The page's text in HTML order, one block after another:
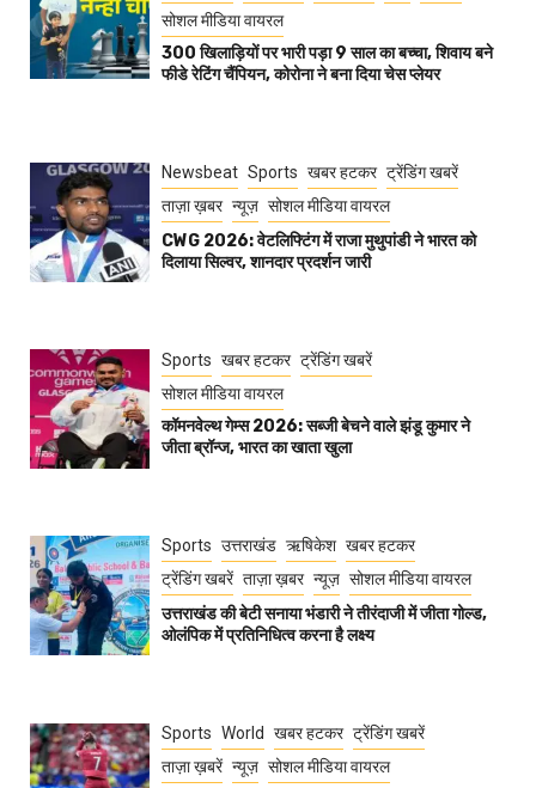
सोशल मीडिया वायरल
300 खिलाड़ियों पर भारी पड़ा 9 साल का बच्चा, शिवाय बने
फीडे रेटिंग चैंपियन, कोरोना ने बना दिया चेस प्लेयर
Newsbeat Sports खबर हटकर ट्रेंडिंग खबरें
ताज़ा ख़बर न्यूज़ सोशल मीडिया वायरल
CWG 2026: वेटलिफ्टिंग में राजा मुथुपांडी ने भारत को
दिलाया सिल्वर, शानदार प्रदर्शन जारी
Sports खबर हटकर ट्रेंडिंग खबरें
सोशल मीडिया वायरल
कॉमनवेल्थ गेम्स 2026: सब्जी बेचने वाले झंडू कुमार ने
जीता ब्रॉन्ज, भारत का खाता खुला
Sports उत्तराखंड ऋषिकेश खबर हटकर
ट्रेंडिंग खबरें ताज़ा ख़बर न्यूज़ सोशल मीडिया वायरल
उत्तराखंड की बेटी सनाया भंडारी ने तीरंदाजी में जीता गोल्ड,
ओलंपिक में प्रतिनिधित्व करना है लक्ष्य
Sports World खबर हटकर ट्रेंडिंग खबरें
ताज़ा ख़बरें न्यूज़ सोशल मीडिया वायरल